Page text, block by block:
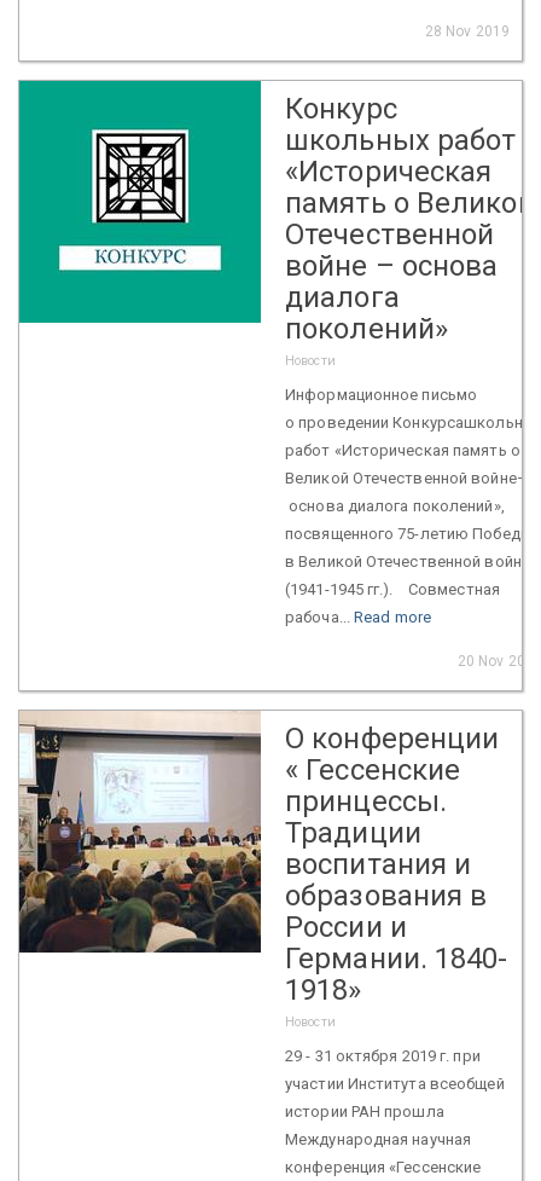
28 Nov 2019
Конкурс
школьных работ
«Историческая
память о Великой
Отечественной
войне – основа
диалога
поколений»
Новости
Информационное письмо
о проведении Конкурсашкольных
работ «Историческая память о
Великой Отечественной войне–
основа диалога поколений»,
посвященного 75-летию Победы
в Великой Отечественной войне
(1941-1945 гг.). Совместная
рабоча... Read more
20 Nov 2019
О конференции
« Гессенские
принцессы.
Традиции
воспитания и
образования в
России и
Германии. 1840-
1918»
Новости
29 - 31 октября 2019 г. при
участии Института всеобщей
истории РАН прошла
Международная научная
конференция «Гессенские